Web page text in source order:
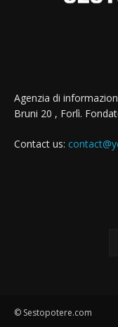
Agenzia di
Bruni 20 , Forlì.
Contact us:
© Sestopotere.com